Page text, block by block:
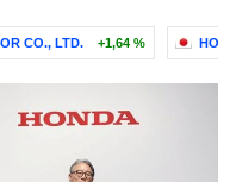
CO., LTD. +1,64 %